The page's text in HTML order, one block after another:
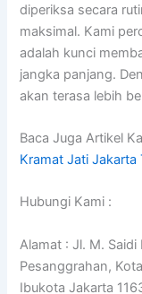
diperiksa secara
maksimal. Kami
adalah kunci
jangka panjang.
akan terasa lebih
Baca Juga Artikel
Kramat Jati Jakarta
Hubungi Kami :
Alamat : Jl. M. Saidi
Pesanggrahan,
Ibukota Jakarta